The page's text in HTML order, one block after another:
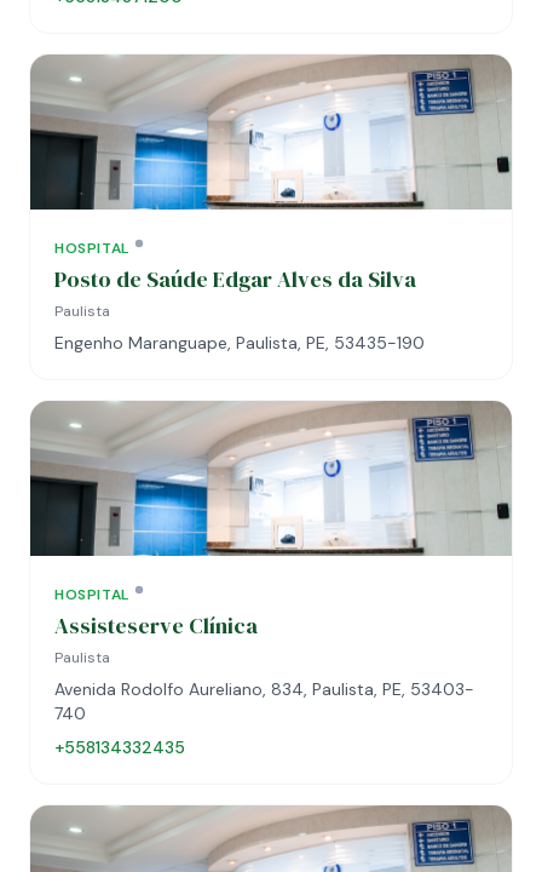
HOSPITAL
Posto de Saúde Edgar Alves da Silva
Paulista
Engenho Maranguape, Paulista, PE, 53435-190
HOSPITAL
Assisteserve Clínica
Paulista
Avenida Rodolfo Aureliano, 834, Paulista, PE, 53403-
740
+558134332435